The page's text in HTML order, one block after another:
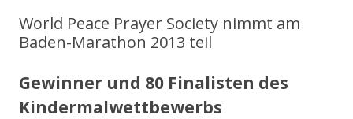
World Peace Prayer Society nimmt am
Baden-Marathon 2013 teil
Gewinner und 80 Finalisten des
Kindermalwettbewerbs